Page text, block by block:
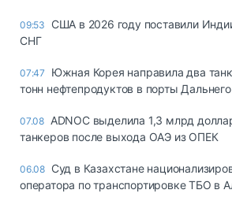
09:53
США в 2026 году поставили
СНГ
07:47
Южная Корея направила два
тонн нефтепродуктов в порты
07.08 ADNOC выделила 1,3 млрд
танкеров после выхода ОАЭ из ОПЕК
06.08 Суд в Казахстане
оператора по транспортировке ТБО в